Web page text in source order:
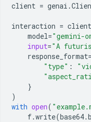
client = genai .
interaction = client
model="gemini-
input="A
response_format=
"type" :
}
)
with open(
f.write(base64.